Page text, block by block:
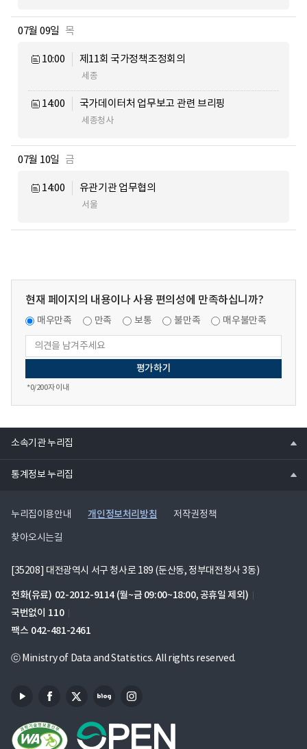
07월 09일 목
10:00 제11회 국가정책조정회의
세종
14:00 국가데이터처 업무보고 관련 브리핑
세종청사
07월 10일 금
14:00 유관기관 업무협의
서울
현재 페이지의 내용이나 사용 편의성에 만족하십니까?
매우만족 만족 보통 불만족 매우불만족
*0/200자 이내
누리집이용안내 개인정보처리방침 저작권정책
찾아오시는길
[35208] 대전광역시 서구 청사로 189 (둔산동, 정부대전청사 3동)
전화(유료) 02-2012-9114 (월~금 09:00~18:00, 공휴일 제외)
국번없이 110
팩스 042-481-2461
ⓒ Ministry of Data and Statistics. All rights reserved.
소속기관 누리집
통계정보 누리집